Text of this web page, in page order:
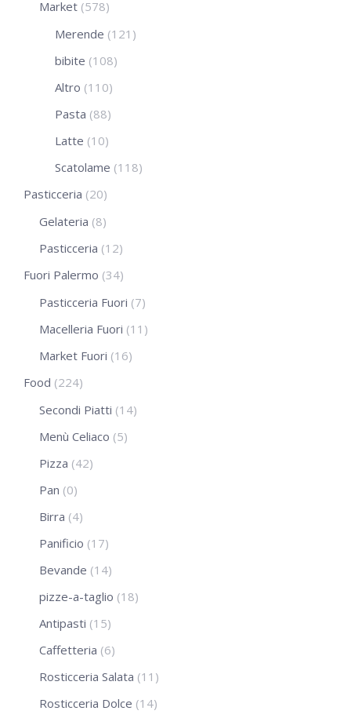
Market (578)
Merende (121)
bibite (108)
Altro (110)
Pasta (88)
Latte (10)
Scatolame (118)
Pasticceria (20)
Gelateria (8)
Pasticceria (12)
Fuori Palermo (34)
Pasticceria Fuori (7)
Macelleria Fuori (11)
Market Fuori (16)
Food (224)
Secondi Piatti (14)
Menù Celiaco (5)
Pizza (42)
Pan (0)
Birra (4)
Panificio (17)
Bevande (14)
pizze-a-taglio (18)
Antipasti (15)
Caffetteria (6)
Rosticceria Salata (11)
Rosticceria Dolce (14)